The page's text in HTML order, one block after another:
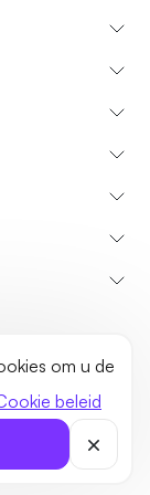
om u de
beleid